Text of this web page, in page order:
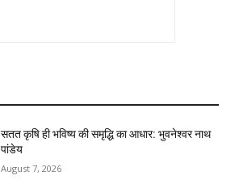
सतत कृषि ही भविष्य की समृद्धि का आधार: भुवनेश्वर नाथ
पांडेय
August 7, 2026